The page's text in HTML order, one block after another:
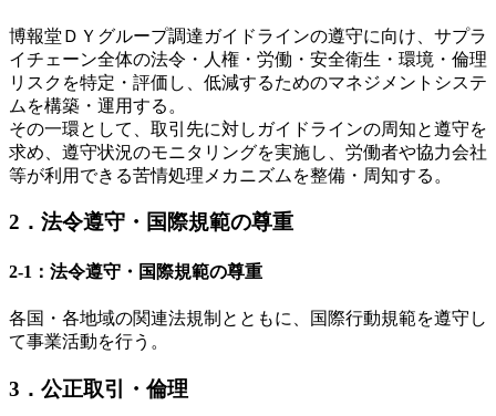
博報堂ＤＹグループ調達ガイドラインの遵守に向け、サプラ
イチェーン全体の法令・人権・労働・安全衛生・環境・倫理
リスクを特定・評価し、低減するためのマネジメントシステ
ムを構築・運用する。
その一環として、取引先に対しガイドラインの周知と遵守を
求め、遵守状況のモニタリングを実施し、労働者や協力会社
等が利用できる苦情処理メカニズムを整備・周知する。
2．法令遵守・国際規範の尊重
2-1：法令遵守・国際規範の尊重
各国・各地域の関連法規制とともに、国際行動規範を遵守し
て事業活動を行う。
3．公正取引・倫理